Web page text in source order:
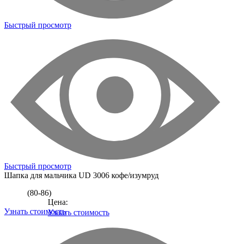
Быстрый просмотр
Быстрый просмотр
Шапка для мальчика UD 3006 кофе/изумруд
(80-86)
Цена:
Узнать стоимость
Узнать стоимость